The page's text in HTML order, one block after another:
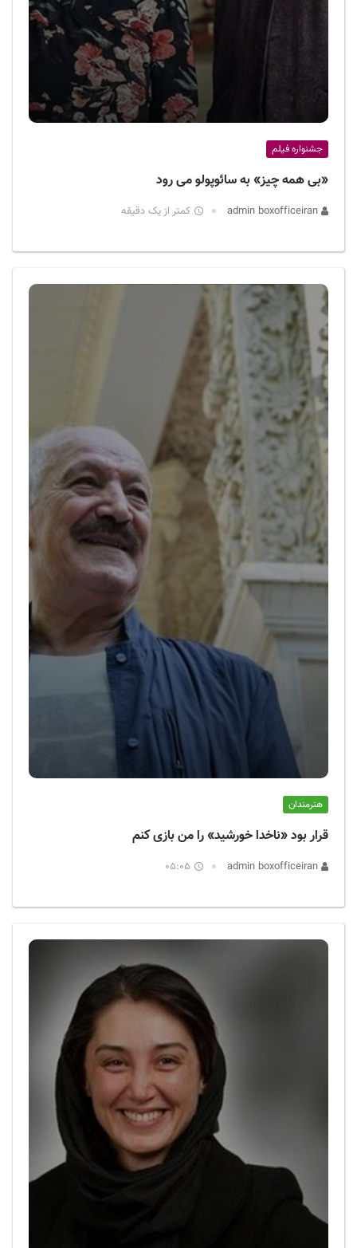
جشنواره فیلم
«بی همه چیز» به سائوپولو می رود
کمتر از یک دقیقه
هنرمندان
قرار بود «ناخدا خورشید» را من بازی کنم
05:05